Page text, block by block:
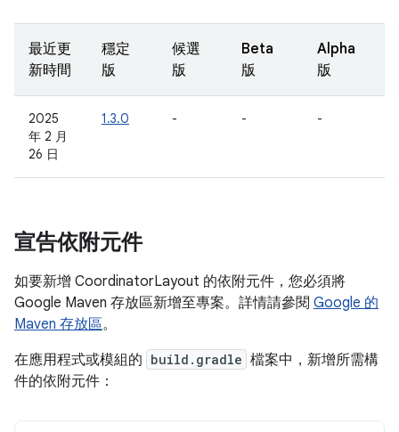
最近更
新時間
穩定
版
候選
版
Beta
版
Alpha
版
2025
年 2 月
26 日
1.3.0 - - -
宣告依附元件
如要新增 CoordinatorLayout 的依附元件，您必須將
Google Maven 存放區新增至專案。詳情請參閱 Google 的
Maven 存放區。
在應用程式或模組的 build.gradle 檔案中，新增所需構
件的依附元件：